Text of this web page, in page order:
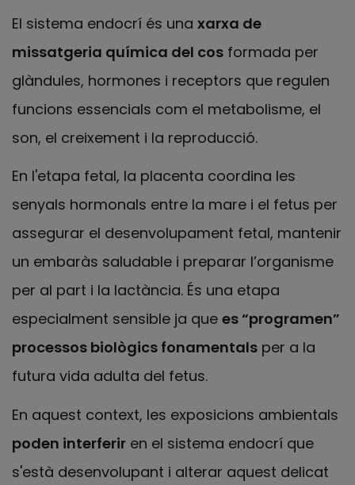
El sistema endocrí és una xarxa de
missatgeria química del cos formada per
glàndules, hormones i receptors que regulen
funcions essencials com el metabolisme, el
son, el creixement i la reproducció.
En l'etapa fetal, la placenta coordina les
senyals hormonals entre la mare i el fetus per
assegurar el desenvolupament fetal, mantenir
un embaràs saludable i preparar l’organisme
per al part i la lactància. És una etapa
especialment sensible ja que es “programen”
processos biològics fonamentals per a la
futura vida adulta del fetus.
En aquest context, les exposicions ambientals
poden interferir en el sistema endocrí que
s'està desenvolupant i alterar aquest delicat